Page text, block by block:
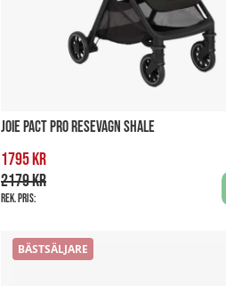
JOIE PACT PRO RESEVAGN SHALE
1795 kr
2179 kr
Rek. pris:
BÄSTSÄLJARE